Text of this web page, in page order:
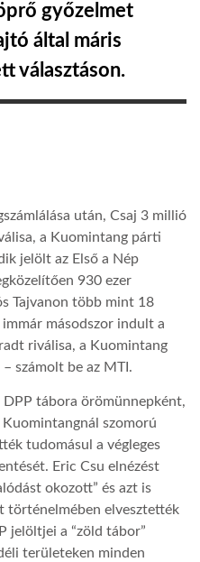
győzelmet
által máris
választáson.
után, Csaj 3 millió
a Kuomintang párti
jelölt az Első a Nép
930 ezer
Tajvanon több mint 18
másodszor indult a
riválisa, a Kuomintang
számolt be az MTI.
tábora örömünnepként,
szomorú
tudomásul a végleges
Eric Csu elnézést
okozott” és azt is
történelmében elvesztették
jelöltjei a “zöld tábor”
területeken minden